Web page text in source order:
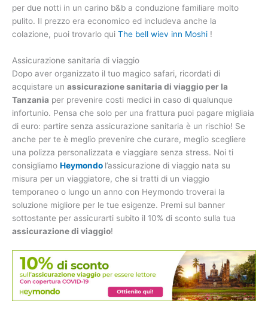
per due notti in un carino b&b a conduzione familiare molto
pulito. Il prezzo era economico ed includeva anche la
colazione, puoi trovarlo qui The bell wiev inn Moshi !
Assicurazione sanitaria di viaggio
Dopo aver organizzato il tuo magico safari, ricordati di
acquistare un assicurazione sanitaria di viaggio per la
Tanzania per prevenire costi medici in caso di qualunque
infortunio. Pensa che solo per una frattura puoi pagare migliaia
di euro: partire senza assicurazione sanitaria è un rischio! Se
anche per te è meglio prevenire che curare, meglio scegliere
una polizza personalizzata e viaggiare senza stress. Noi ti
consigliamo Heymondo l’assicurazione di viaggio nata su
misura per un viaggiatore, che si tratti di un viaggio
temporaneo o lungo un anno con Heymondo troverai la
soluzione migliore per le tue esigenze. Premi sul banner
sottostante per assicurarti subito il 10% di sconto sulla tua
assicurazione di viaggio!